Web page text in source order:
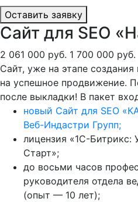
Оставить заявку
Сайт для SEO
2 061 000 руб. 1 700 000 руб.
Сайт, уже на этапе
на успешное продвижение.
после выкладки! В пакет
новый Сайт для SEO
Веб-Индастри Групп;
лицензия «1С-Битрикс:
Старт»;
до восьми часов
руководителя отдела
(опыт — 10 лет);